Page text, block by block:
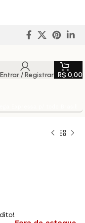
Entrar / Registrar R$ 0,00